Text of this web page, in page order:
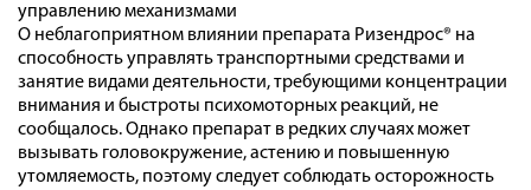
управлению механизмами
О неблагоприятном влиянии препарата Ризендрос® на
способность управлять транспортными средствами и
занятие видами деятельности, требующими концентрации
внимания и быстроты психомоторных реакций, не
сообщалось. Однако препарат в редких случаях может
вызывать головокружение, астению и повышенную
утомляемость, поэтому следует соблюдать осторожность